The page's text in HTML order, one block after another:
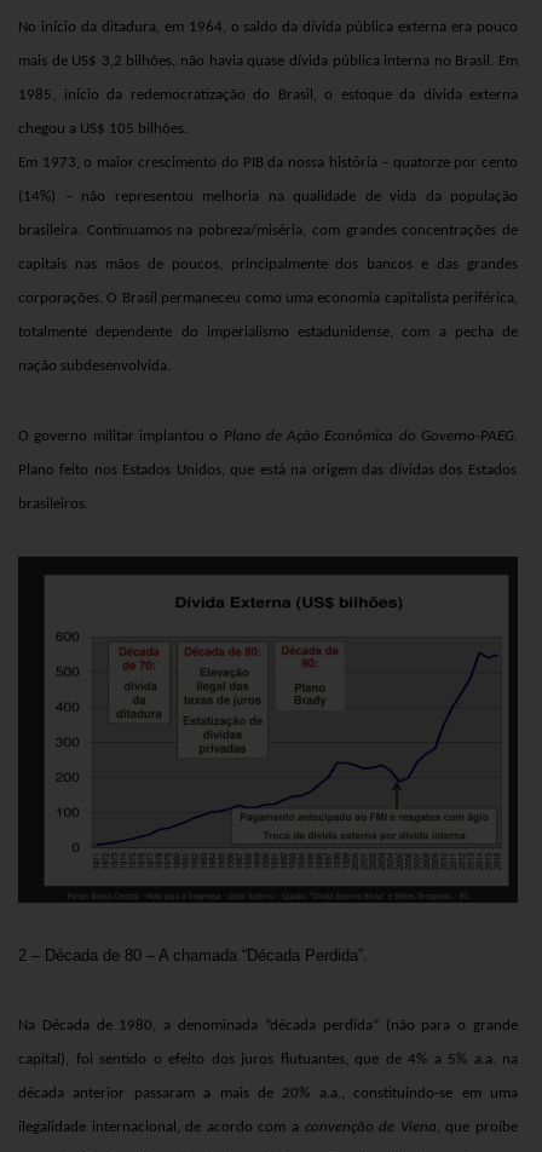
No início da ditadura, em 1964, o saldo da dívida pública externa era pouco
mais de US$ 3,2 bilhões, não havia quase dívida pública interna no Brasil. Em
1985, início da redemocratização do Brasil, o estoque da dívida externa
chegou a US$ 105 bilhões.
Em 1973, o maior crescimento do PIB da nossa história – quatorze por cento
(14%) – não representou melhoria na qualidade de vida da população
brasileira. Continuamos na pobreza/miséria, com grandes concentrações de
capitais nas mãos de poucos, principalmente dos bancos e das grandes
corporações. O Brasil permaneceu como uma economia capitalista periférica,
totalmente dependente do imperialismo estadunidense, com a pecha de
nação subdesenvolvida.
O governo militar implantou o Plano de Ação Econômica do Governo-PAEG.
Plano feito nos Estados Unidos, que está na origem das dívidas dos Estados
brasileiros.
2 – Década de 80 – A chamada “Década Perdida”.
Na Década de 1980, a denominada “década perdida”(não para o grande
capital), foi sentido o efeito dos juros flutuantes, que de 4% a 5% a.a. na
década anterior passaram a mais de 20% a.a., constituindo-se em uma
ilegalidade internacional, de acordo com a convenção de Viena, que proíbe